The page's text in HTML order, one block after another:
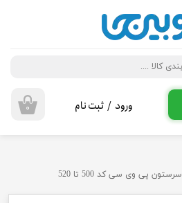
۰ ورود / ثبت نام
سرستون پی وی سی کد 500 تا 520